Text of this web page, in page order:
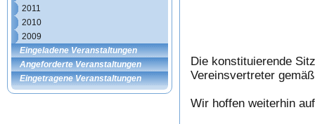
2011
2010
2009
Eingeladene Veranstaltungen
Angeforderte Veranstaltungen
Eingetragene Veranstaltungen
Die konstituierende
Vereinsvertreter
Wir hoffen weiterhin